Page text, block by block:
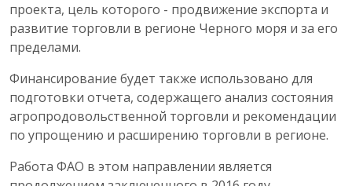
проекта, цель которого - продвижение экспорта и
развитие торговли в регионе Черного моря и за его
пределами.
Финансирование будет также использовано для
подготовки отчета, содержащего анализ состояния
агропродовольственной торговли и рекомендации
по упрощению и расширению торговли в регионе.
Работа ФАО в этом направлении является